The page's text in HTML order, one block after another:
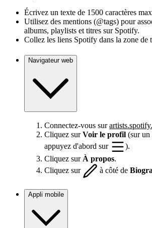
Écrivez un texte de 1500 caractères
Utilisez des mentions (@tags) pour
albums, playlists et titres sur Spotify.
Collez les liens Spotify dans la zone de
Navigateur web
Connectez-vous sur
Cliquez surVoir le profil (sur un
appuyez d'abord sur
).
Cliquez sur À propos.
Cliquez sur
à côté de
Appli mobile